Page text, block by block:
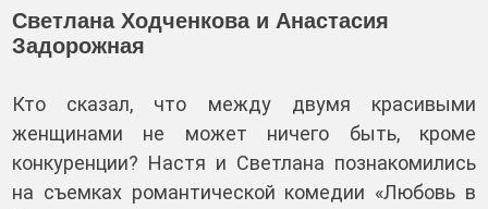
Светлана Ходченкова и Анастасия
Задорожная
Кто сказал, что между двумя красивыми
женщинами не может ничего быть, кроме
конкуренции? Настя и Светлана познакомились
на съемках романтической комедии «Любовь в